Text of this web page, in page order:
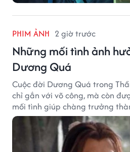
PHIM ẢNH 2 giờ trước
Những mối tình ảnh
Dương Quá
Cuộc đời Dương Quá trong
chỉ gắn với võ công, mà còn
mối tình giúp chàng trưởng